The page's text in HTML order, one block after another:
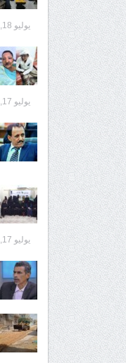
يوليو 18, 2026
يوليو 17, 2026
يوليو 17, 2026